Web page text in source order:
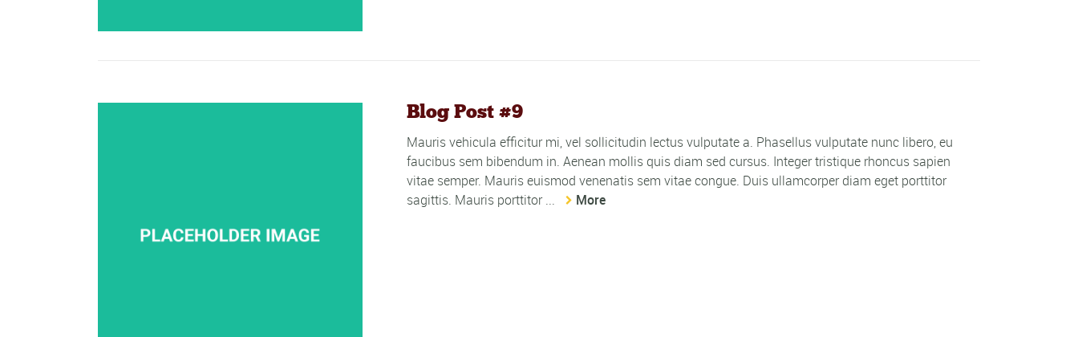
Blog Post #9
Mauris vehicula efficitur mi, vel sollicitudin lectus vulputate a. Phasellus vulputate nunc libero, eu
faucibus sem bibendum in. Aenean mollis quis diam sed cursus. Integer tristique rhoncus sapien
vitae semper. Mauris euismod venenatis sem vitae congue. Duis ullamcorper diam eget porttitor
sagittis. Mauris porttitor ...
More